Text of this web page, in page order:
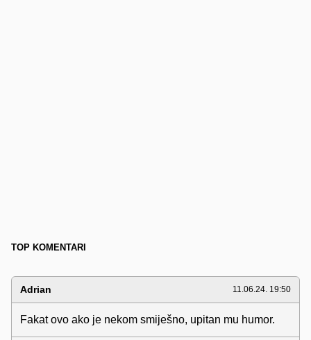
TOP KOMENTARI
Adrian 11.06.24. 19:50
Fakat ovo ako je nekom smiješno, upitan mu humor.